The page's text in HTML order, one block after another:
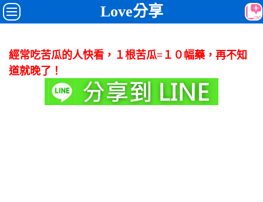
Love分享
經常吃苦瓜的人快看，１根苦瓜=１０幅藥，再不知
道就晚了！